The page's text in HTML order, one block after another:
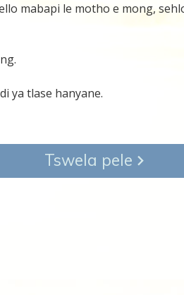
mabapi le motho e mong,
ya tlase hanyane.
Tswela pele